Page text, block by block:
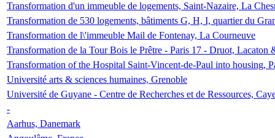
Transformation d'un immeuble de logements, Saint-Nazaire, La
Transformation de 530 logements, bâtiments G, H, I, quartier du
Transformation de l\'immeuble Mail de Fontenay, La Courneuve
Transformation de la Tour Bois le Prêtre - Paris 17 - Druot, Lacaton
Transformation of the Hospital Saint-Vincent-de-Paul into housing,
Université arts & sciences humaines, Grenoble
Université de Guyane - Centre de Recherches et de Ressources,
-
Aarhus, Danemark